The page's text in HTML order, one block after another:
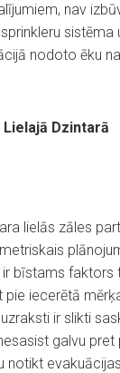
nav
nodoto ēku
Dzintarā
lielās zāles
bīstams faktors
iecerētā
ir slikti
galvu
notikt